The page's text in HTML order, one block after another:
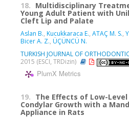
18. Multidisciplinary
Young Adult Patient with
Cleft Lip and Palate
Aslan B., Kucukkaraca E., ATAÇ M. S.,
Bicer A. Z., ÜÇÜNCÜ N.
TURKISH JOURNAL OF
2015 (ESCI, TRDizin)
PlumX Metrics
19. The Effects of Low-
Condylar Growth with a
Appliance in Rats